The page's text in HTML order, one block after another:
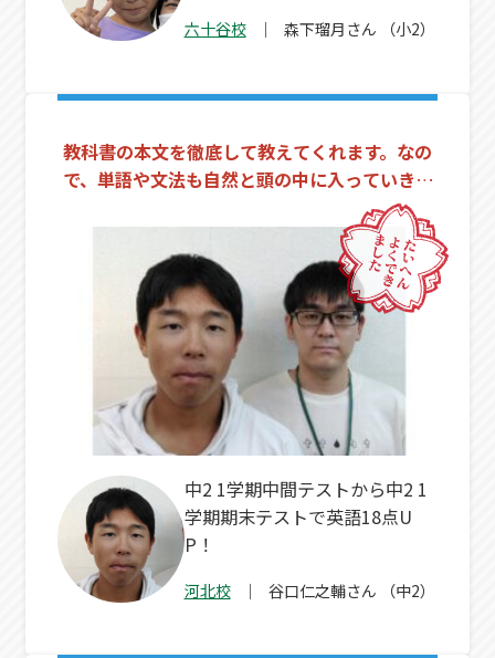
六十谷校 森下瑠月 さん （小2）
教科書の本文を徹底して教えてくれます。なの
で、単語や文法も自然と頭の中に入っていきま
中2 1学期中間テストから中2 1
学期期末テストで英語18点U
P！
河北校 谷口仁之輔さん （中2）